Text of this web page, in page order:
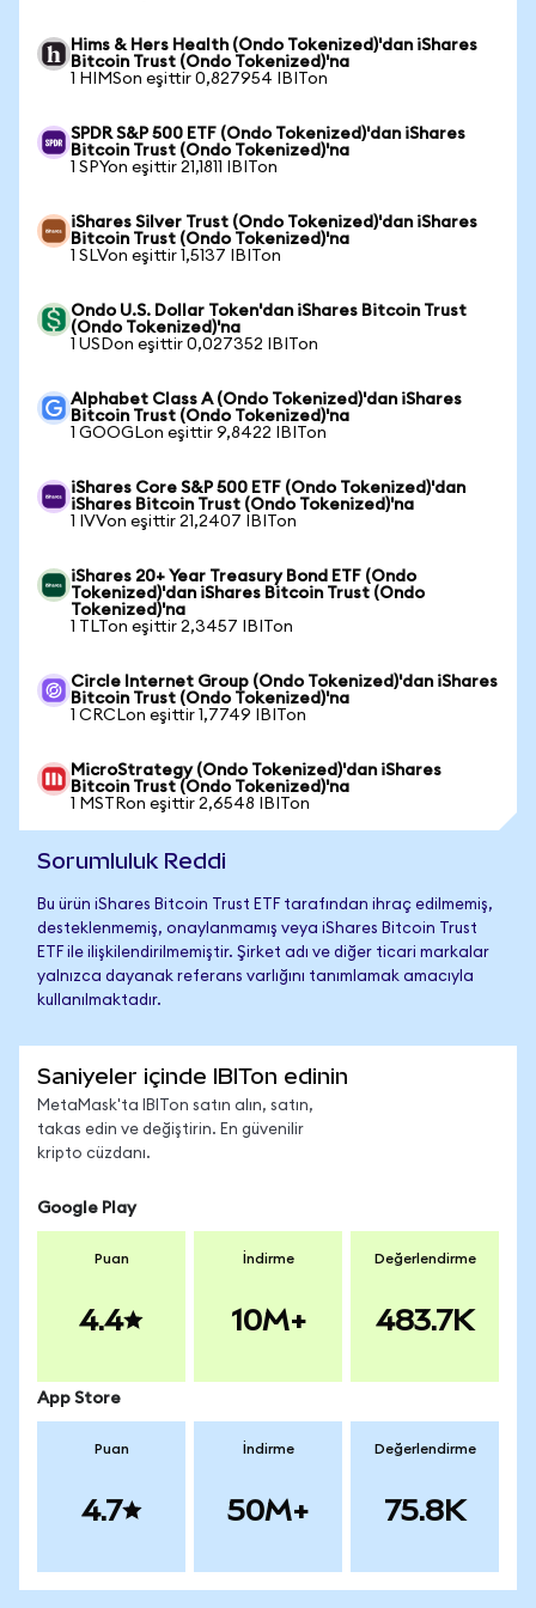
Hims & Hers Health (Ondo Tokenized)'dan iShares
Bitcoin Trust (Ondo Tokenized)'na
1 HIMSon eşittir 0,827954 IBITon
SPDR S&P 500 ETF (Ondo Tokenized)'dan iShares
Bitcoin Trust (Ondo Tokenized)'na
1 SPYon eşittir 21,1811 IBITon
iShares Silver Trust (Ondo Tokenized)'dan iShares
Bitcoin Trust (Ondo Tokenized)'na
1 SLVon eşittir 1,5137 IBITon
Ondo U.S. Dollar Token'dan iShares Bitcoin Trust
(Ondo Tokenized)'na
1 USDon eşittir 0,027352 IBITon
Alphabet Class A (Ondo Tokenized)'dan iShares
Bitcoin Trust (Ondo Tokenized)'na
1 GOOGLon eşittir 9,8422 IBITon
iShares Core S&P 500 ETF (Ondo Tokenized)'dan
iShares Bitcoin Trust (Ondo Tokenized)'na
1 IVVon eşittir 21,2407 IBITon
iShares 20+ Year Treasury Bond ETF (Ondo
Tokenized)'dan iShares Bitcoin Trust (Ondo
Tokenized)'na
1 TLTon eşittir 2,3457 IBITon
Circle Internet Group (Ondo Tokenized)'dan iShares
Bitcoin Trust (Ondo Tokenized)'na
1 CRCLon eşittir 1,7749 IBITon
MicroStrategy (Ondo Tokenized)'dan iShares
Bitcoin Trust (Ondo Tokenized)'na
1 MSTRon eşittir 2,6548 IBITon
Sorumluluk Reddi
Bu ürün iShares Bitcoin Trust ETF tarafından ihraç edilmemiş,
desteklenmemiş, onaylanmamış veya iShares Bitcoin Trust
ETF ile ilişkilendirilmemiştir. Şirket adı ve diğer ticari markalar
yalnızca dayanak referans varlığını tanımlamak amacıyla
kullanılmaktadır.
Saniyeler içinde IBITon edinin
MetaMask'ta IBITon satın alın, satın,
takas edin ve değiştirin. En güvenilir
kripto cüzdanı.
Google Play
Puan
4.4
İndirme
10M+
Değerlendirme
483.7K
App Store
Puan
4.7
İndirme
50M+
Değerlendirme
75.8K